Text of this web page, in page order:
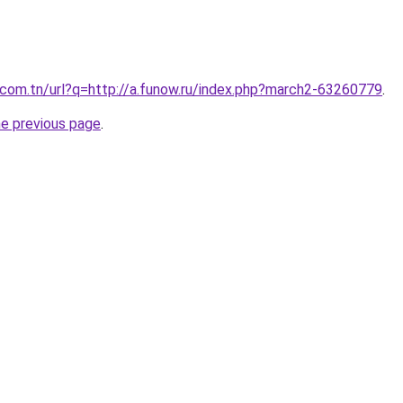
url?q=http://a.funow.ru/index.php?march2-63260779.
previous page.